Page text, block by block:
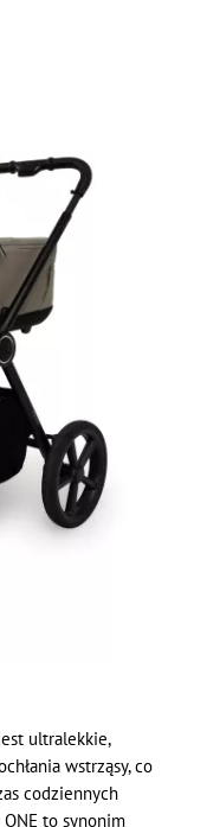
ultralekkie,
wstrząsy, co
codziennych
to synonim